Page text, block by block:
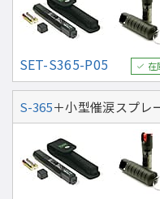
SET-S365-P05 在
S-365＋小型催涙スプレ